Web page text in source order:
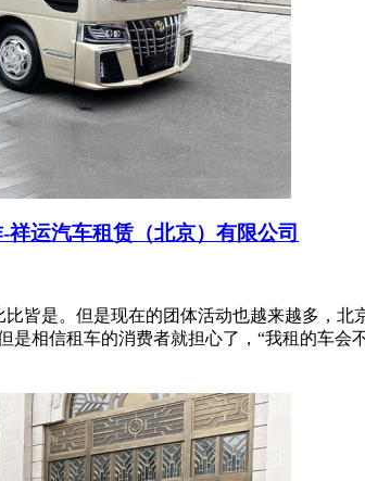
运汽车租赁（北京）有限公司
皆是。但是现在的团体活动也越来越多，
是相信租车的消费者就担心了，“我租的车会